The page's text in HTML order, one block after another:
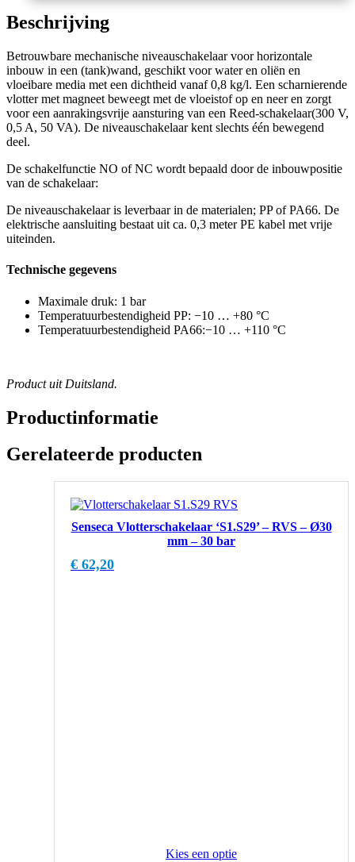
Beschrijving
Betrouwbare mechanische niveauschakelaar voor horizontale
inbouw in een (tank)wand, geschikt voor water en oliën en
vloeibare media met een dichtheid vanaf 0,8 kg/l. Een scharnierende
vlotter met magneet beweegt met de vloeistof op en neer en zorgt
voor een aanrakingsvrije aansturing van een Reed-schakelaar(300 V,
0,5 A, 50 VA). De niveauschakelaar kent slechts één bewegend
deel.
De schakelfunctie NO of NC wordt bepaald door de inbouwpositie
van de schakelaar:
De niveauschakelaar is leverbaar in de materialen; PP of PA66. De
elektrische aansluiting bestaat uit ca. 0,3 meter PE kabel met vrije
uiteinden.
Technische gegevens
Maximale druk: 1 bar
Temperatuurbestendigheid PP: −10 … +80 °C
Temperatuurbestendigheid PA66:−10 … +110 °C
Product uit Duitsland.
Productinformatie
Gerelateerde producten
Senseca Vlotterschakelaar ‘S1.S29’ – RVS – Ø30
mm – 30 bar
€ 62,20
Kies een optie